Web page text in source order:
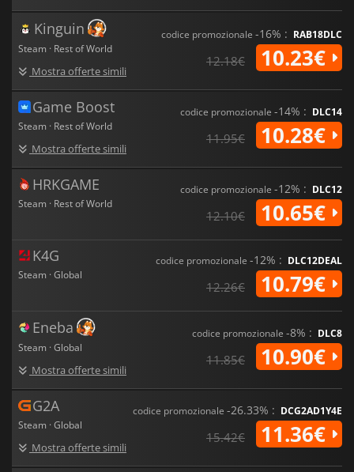
Kinguin
Steam · Rest of World
Mostra offerte simili
codice promozionale -16% : RAB18DLC
12.18€ 10.23€
Game Boost
Steam · Rest of World
Mostra offerte simili
codice promozionale -14% : DLC14
11.95€ 10.28€
HRKGAME
Steam · Rest of World
codice promozionale -12% : DLC12
12.10€ 10.65€
K4G
Steam · Global
codice promozionale -12% : DLC12DEAL
12.26€ 10.79€
Eneba
Steam · Global
Mostra offerte simili
codice promozionale -8% : DLC8
11.85€ 10.90€
G2A
Steam · Global
Mostra offerte simili
codice promozionale -26.33% : DCG2AD1Y4E
15.42€ 11.36€